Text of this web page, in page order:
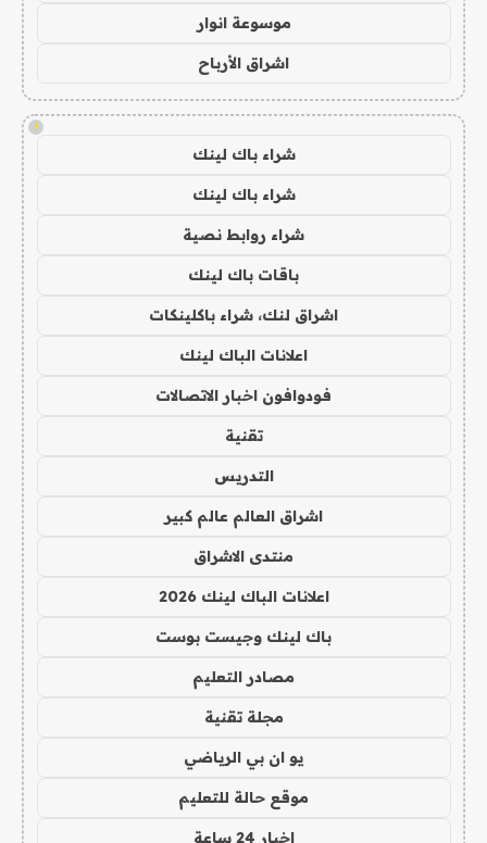
موسوعة انوار
اشراق الأرباح
!
شراء باك لينك
شراء باك لينك
شراء روابط نصية
باقات باك لينك
اشراق لنك، شراء باكلينكات
اعلانات الباك لينك
فودوافون اخبار الاتصالات
تقنية
التدريس
اشراق العالم عالم كبير
منتدى الاشراق
اعلانات الباك لينك 2026
باك لينك وجيست بوست
مصادر التعليم
مجلة تقنية
يو ان بي الرياضي
موقع حالة للتعليم
اخبار 24 ساعة